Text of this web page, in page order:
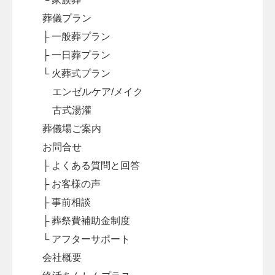
葬儀プラン
├ 一般葬プラン
├ 一日葬プラン
└ 火葬式プラン
エンゼルケア/メイク
古式湯灌
葬儀場ご案内
お問合せ
├ よくある質問と回答
├ お客様の声
├ 事前相談
├ 葬祭費補助金制度
└ アフターサポート
会社概要